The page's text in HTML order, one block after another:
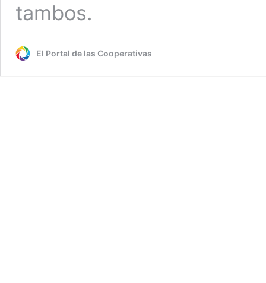
tambos.
El Portal de las Cooperativas